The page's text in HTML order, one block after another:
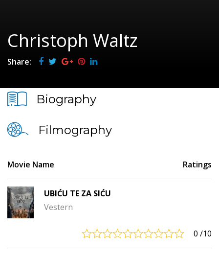
Christoph Waltz
Share:
Biography
Filmography
Movie Name Ratings
UBIĆU TE ZA SIĆU
Vestern
0 /10